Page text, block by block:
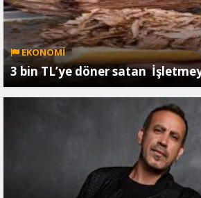
EKONOMİ
3 bin TL’ye döner satan